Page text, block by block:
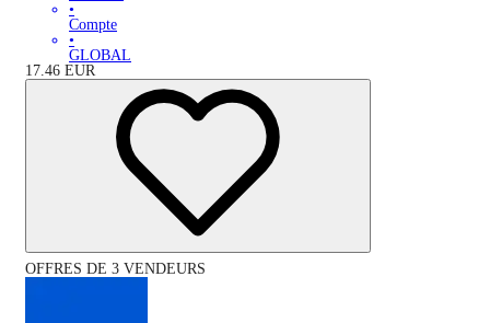
•
Compte
•
GLOBAL
17.46 EUR
OFFRES DE 3 VENDEURS